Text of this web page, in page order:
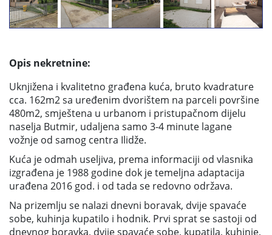
Opis nekretnine:
Uknjižena i kvalitetno građena kuća, bruto kvadrature
cca. 162m2 sa uređenim dvorištem na parceli površine
480m2, smještena u urbanom i pristupačnom dijelu
naselja Butmir, udaljena samo 3-4 minute lagane
vožnje od samog centra Ilidže.
Kuća je odmah useljiva, prema informaciji od vlasnika
izgrađena je 1988 godine dok je temeljna adaptacija
urađena 2016 god. i od tada se redovno održava.
Na prizemlju se nalazi dnevni boravak, dvije spavaće
sobe, kuhinja kupatilo i hodnik. Prvi sprat se sastoji od
dnevnog boravka, dvije spavaće sobe, kupatila, kuhinje,